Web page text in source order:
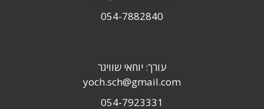
054-7882840
עורך: יוחאי שוויגר
yoch.sch@gmail.com
054-7923331